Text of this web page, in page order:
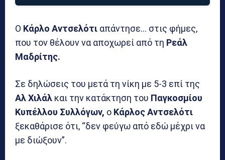
Ο Κάρλο Αντσελότι απάντησε… στις φήμες,
που τον θέλουν να αποχωρεί από τη Ρεάλ
Μαδρίτης.
Σε δηλώσεις του μετά τη νίκη με 5-3 επί της
Αλ Χιλάλ και την κατάκτηση του Παγκοσμίου
Κυπέλλου Συλλόγων, ο Κάρλος Αντσελότι
ξεκαθάρισε ότι, “δεν φεύγω από εδώ μέχρι να
με διώξουν”.